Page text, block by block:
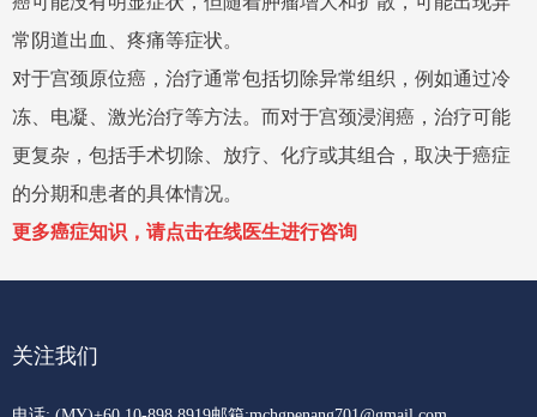
常阴道出血、疼痛等症状。
对于宫颈原位癌，治疗通常包括切除异常组织，例如通过冷
冻、电凝、激光治疗等方法。而对于宫颈浸润癌，治疗可能
更复杂，包括手术切除、放疗、化疗或其组合，取决于癌症
的分期和患者的具体情况。
更多癌症知识，请点击在线医生进行咨询
关注我们